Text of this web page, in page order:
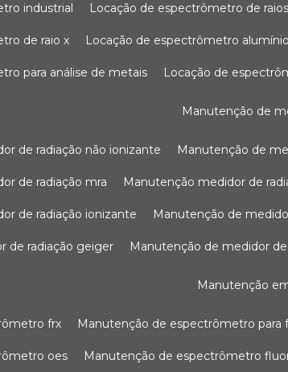
industrial locação de espectrômetro de
de raio x locação de espectrômetro alumínio
para análise de metais locação de
manutenção de
de radiação não ionizante manutenção de
de radiação mra manutenção medidor de
de radiação ionizante manutenção de
de radiação geiger manutenção de medidor
manutenção
frx manutenção de espectrômetro para
oes manutenção de espectrômetro